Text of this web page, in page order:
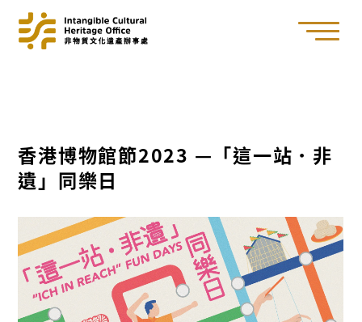
香港博物館節2023 —「這一站．非
遺」同樂日